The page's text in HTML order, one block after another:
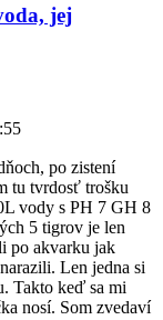
jej
po zistení
tu tvrdosť trošku
vody s PH 7 GH 8
5 tigrov je len
po akvarku jak
Len jedna si
Takto keď sa mi
nosí. Som zvedaví